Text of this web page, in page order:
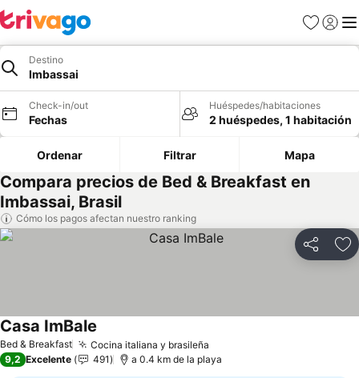
Favoritos
Iniciar
Destino
Imbassai
Check-in/out
Fechas
Huéspedes/habitaciones
2 huéspedes, 1 habitación
Ordenar Filtrar Mapa
Compara precios de Bed & Breakfast en
Imbassai, Brasil
Cómo los pagos afectan nuestro ranking
Compartir
Bed & Breakfast Cocina italiana y brasileña
Casa ImBale
9,2 Excelente 491 a 0.4 km de la playa